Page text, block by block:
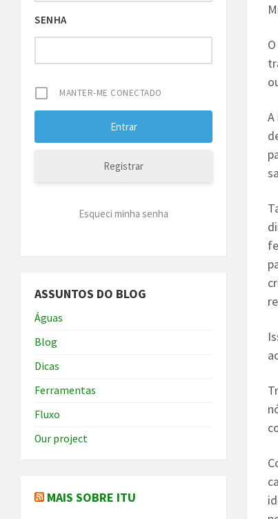
SENHA
MANTER-ME CONECTADO
Registrar
Esqueci minha senha
ASSUNTOS DO BLOG
Águas
Blog
Dicas
Ferramentas
Fluxo
Our project
MAIS SOBRE ITU